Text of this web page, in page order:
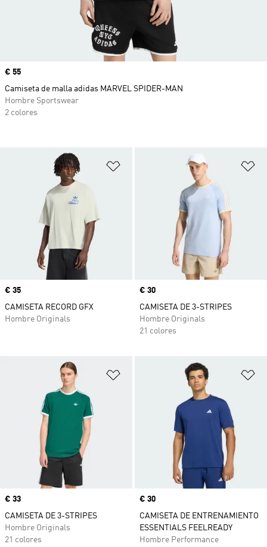
Añadir a la lista de deseos
Precio
€ 35
CAMISETA RECORD GFX
Hombre Originals
Precio
€ 30
CAMISETA DE 3-STRIPES
Hombre Originals
21 colores
Añadir a la lista de deseos
Precio
€ 33
CAMISETA DE 3-STRIPES
Hombre Originals
21 colores
Precio
€ 30
CAMISETA DE ENTRENAMIENTO
ESSENTIALS FEELREADY
Hombre Performance
Precio
€ 55
Camiseta de malla adidas MARVEL SPIDER-MAN
Hombre Sportswear
2 colores